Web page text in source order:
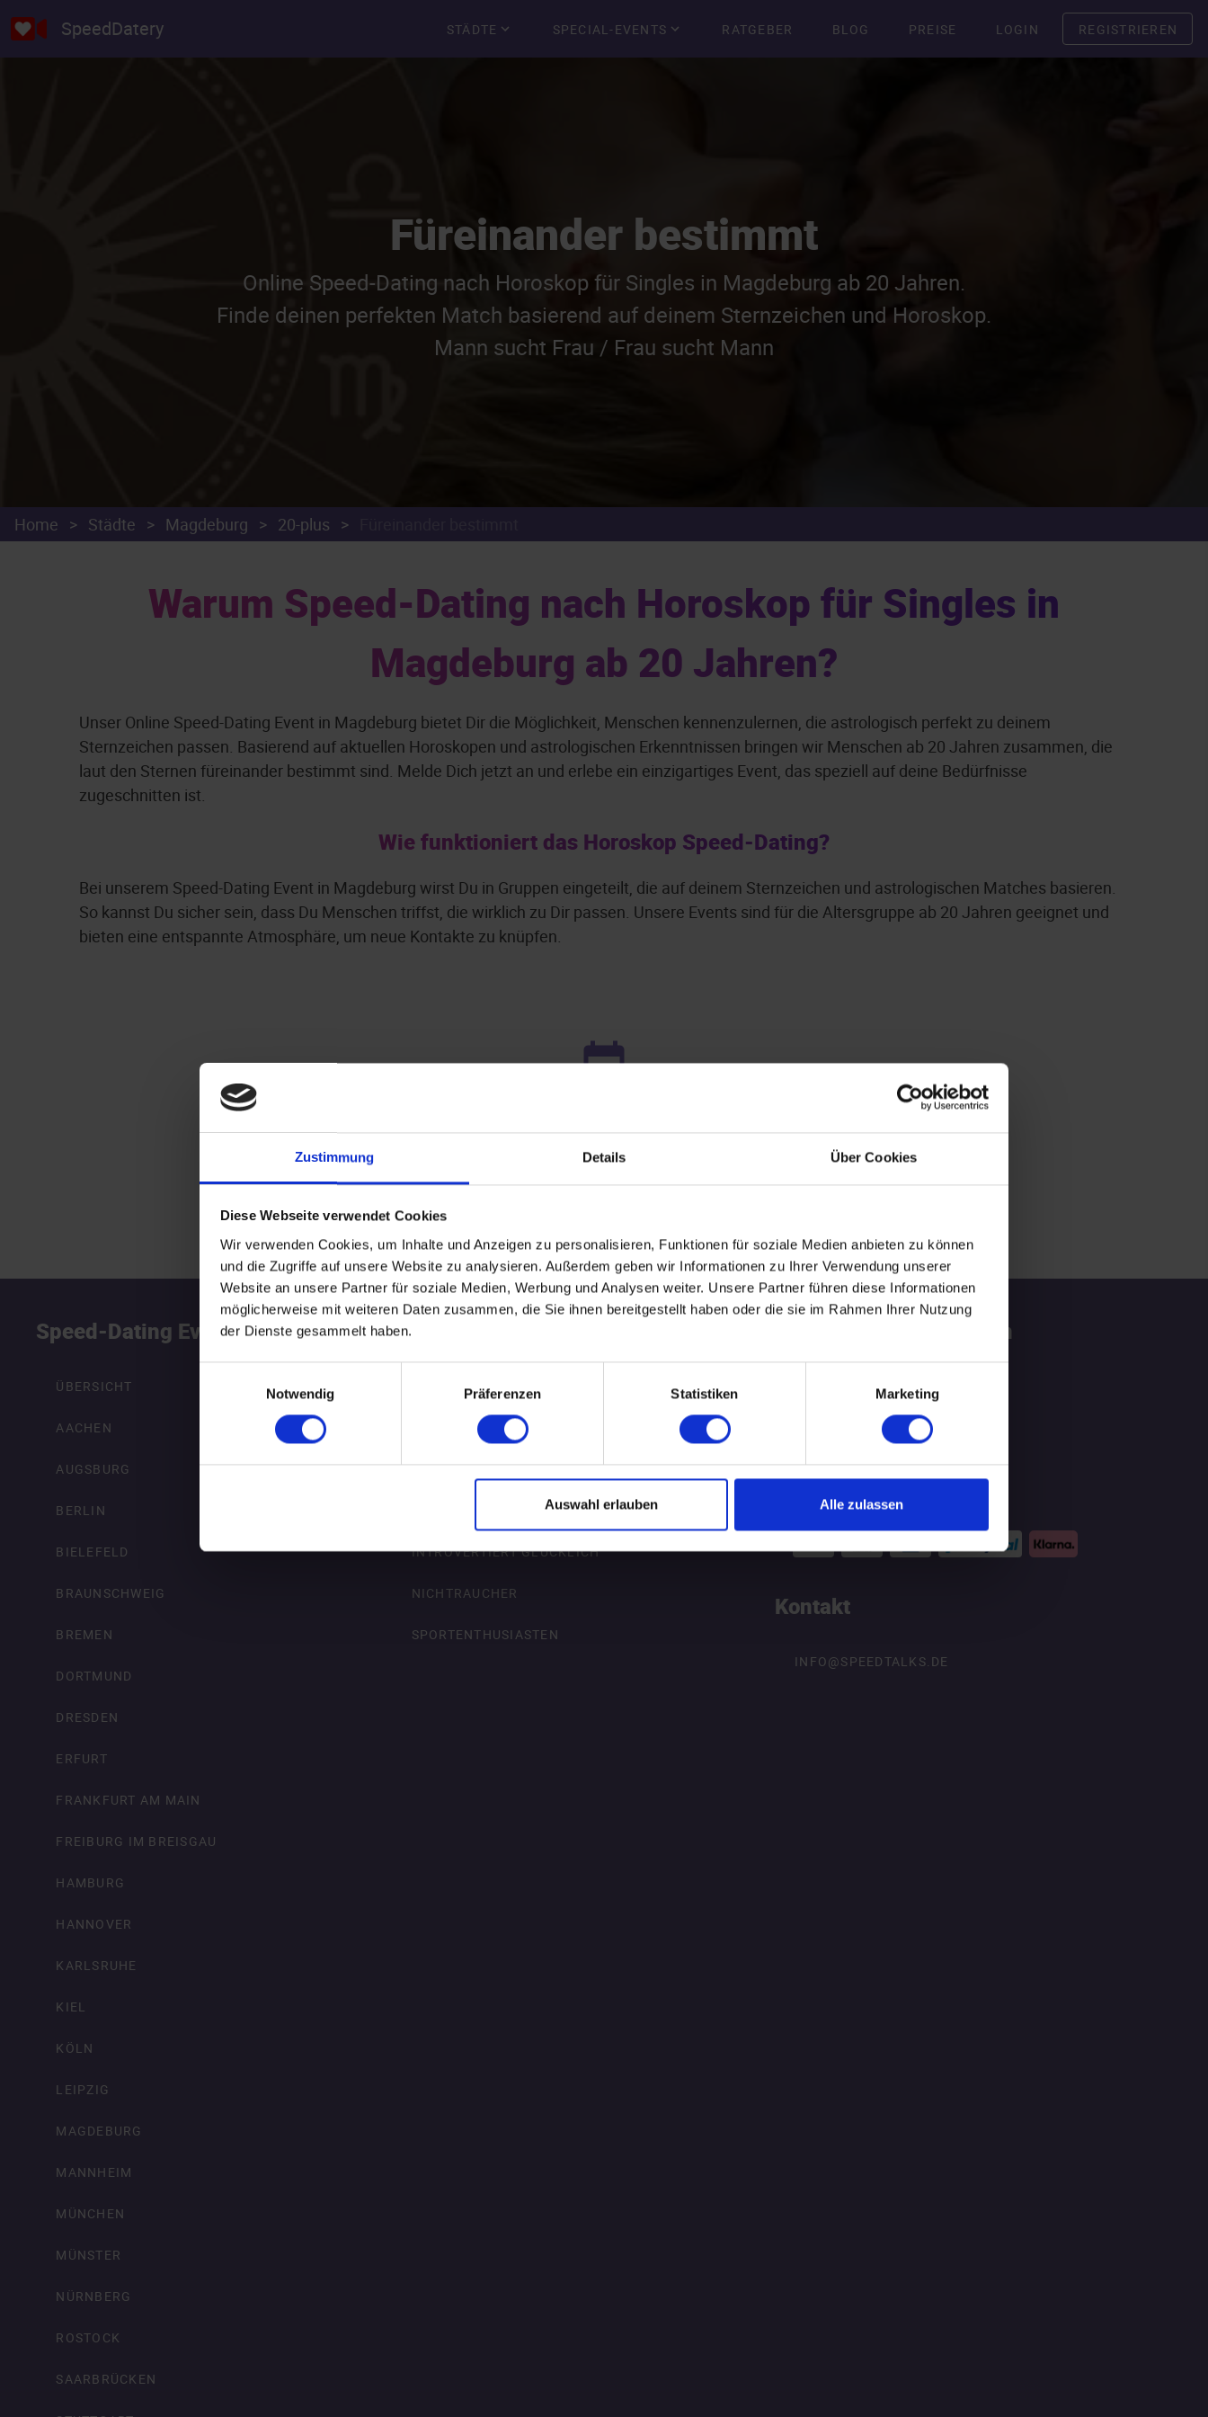
Zustimmung Details Über Cookies
Diese Webseite verwendet Cookies
Wir verwenden Cookies, um Inhalte und Anzeigen zu personalisieren, Funktionen für soziale Medien anbieten zu können
und die Zugriffe auf unsere Website zu analysieren. Außerdem geben wir Informationen zu Ihrer Verwendung unserer
Website an unsere Partner für soziale Medien, Werbung und Analysen weiter. Unsere Partner führen diese Informationen
möglicherweise mit weiteren Daten zusammen, die Sie ihnen bereitgestellt haben oder die sie im Rahmen Ihrer Nutzung
der Dienste gesammelt haben.
Notwendig
Präferenzen Statistiken Marketing
Auswahl erlauben Alle zulassen
SpeedDatery STÄDTE SPECIAL-EVENTS RATGEBER BLOG PREISE LOGIN REGISTRIEREN
Füreinander bestimmt
Online Speed-Dating nach Horoskop für Singles in Magdeburg ab 20 Jahren.
Finde deinen perfekten Match basierend auf deinem Sternzeichen und Horoskop.
Mann sucht Frau / Frau sucht Mann
Home > Städte > Magdeburg > 20-plus >
Warum Speed-Dating nach Horoskop für Singles in
Magdeburg ab 20 Jahren?
Unser Online Speed-Dating Event in Magdeburg bietet Dir die Möglichkeit, Menschen kennenzulernen, die astrologisch perfekt zu deinem
Sternzeichen passen. Basierend auf aktuellen Horoskopen und astrologischen Erkenntnissen bringen wir Menschen ab 20 Jahren zusammen, die
laut den Sternen füreinander bestimmt sind. Melde Dich jetzt an und erlebe ein einzigartiges Event, das speziell auf deine Bedürfnisse
zugeschnitten ist.
Wie funktioniert das Horoskop Speed-Dating?
Bei unserem Speed-Dating Event in Magdeburg wirst Du in Gruppen eingeteilt, die auf deinem Sternzeichen und astrologischen Matches basieren.
So kannst Du sicher sein, dass Du Menschen triffst, die wirklich zu Dir passen. Unsere Events sind für die Altersgruppe ab 20 Jahren geeignet und
bieten eine entspannte Atmosphäre, um neue Kontakte zu knüpfen.
Leider keine Events gefunden.
WEITERE EVENTS IN MAGDEBURG
Speed-Dating Events
ÜBERSICHT
AACHEN
AUGSBURG
BERLIN
BIELEFELD
BRAUNSCHWEIG
BREMEN
DORTMUND
DRESDEN
ERFURT
FRANKFURT AM MAIN
FREIBURG IM BREISGAU
HAMBURG
HANNOVER
KARLSRUHE
KIEL
KÖLN
LEIPZIG
MAGDEBURG
MANNHEIM
MÜNCHEN
MÜNSTER
NÜRNBERG
ROSTOCK
SAARBRÜCKEN
Special-Events
ÜBERSICHT
AKADEMIKER
ALLEINERZIEHENDE SINGLES
FÜREINANDER BESTIMMT
INTROVERTIERT GLÜCKLICH
NICHTRAUCHER
SPORTENTHUSIASTEN
Nützliche Informationen
Zahlungsmittel
Kontakt
INFO@SPEEDTALKS.DE